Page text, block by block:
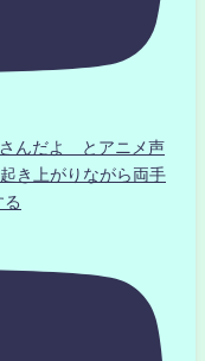
んだよ とアニメ声
き上がりながら両手